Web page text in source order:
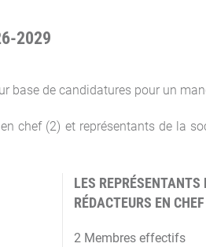
2029
base de candidatures pour un
chef (2) et représentants de la
LES REPRÉSENTANTS
RÉDACTEURS EN CHEF
2 Membres effectifs